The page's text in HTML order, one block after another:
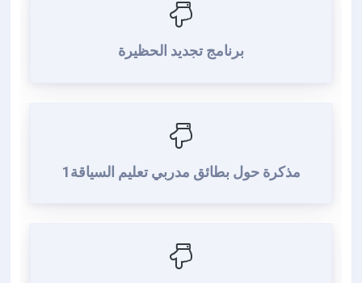
برنامج تجديد الحظيرة
1مذكرة حول بطائق مدربي تعليم السياقة